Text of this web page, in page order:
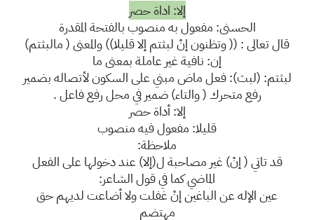
إلا: اداة حصر
الحسنى: مفعول به منصوب بالفتحة المقدرة
قال تعالى : (( وتظنون إنْ لبثتم إلا قليلا)) والمعنى ( مالبثتم)
إن: نافية غير عاملة بمعنى ما
لبثتم: (لبث): فعل ماض مبني على السكون لأتصاله بضمير
رفع متحرك ( والتاء) ضمير في محل رفع فاعل .
إلا: أداة حصر
قليلا: مفعول فيه منصوب
ملاحظة:
قد تاتي ( إنْ) غير مصاحبة ل(إلا) عند دخولها على الفعل
الماضي كما في قول الشاعر:
عين الإله عن الباغين إنْ غفلت ولا أضاعت لديهم حق
مهتضم